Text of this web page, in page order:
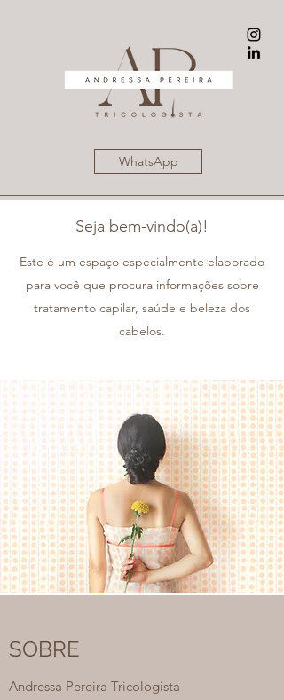
WhatsApp
Seja bem-vindo(a)!
Este é um espaço especialmente elaborado
para você que procura informações sobre
tratamento capilar, saúde e beleza dos
cabelos.
SOBRE
Andressa Pereira Tricologista